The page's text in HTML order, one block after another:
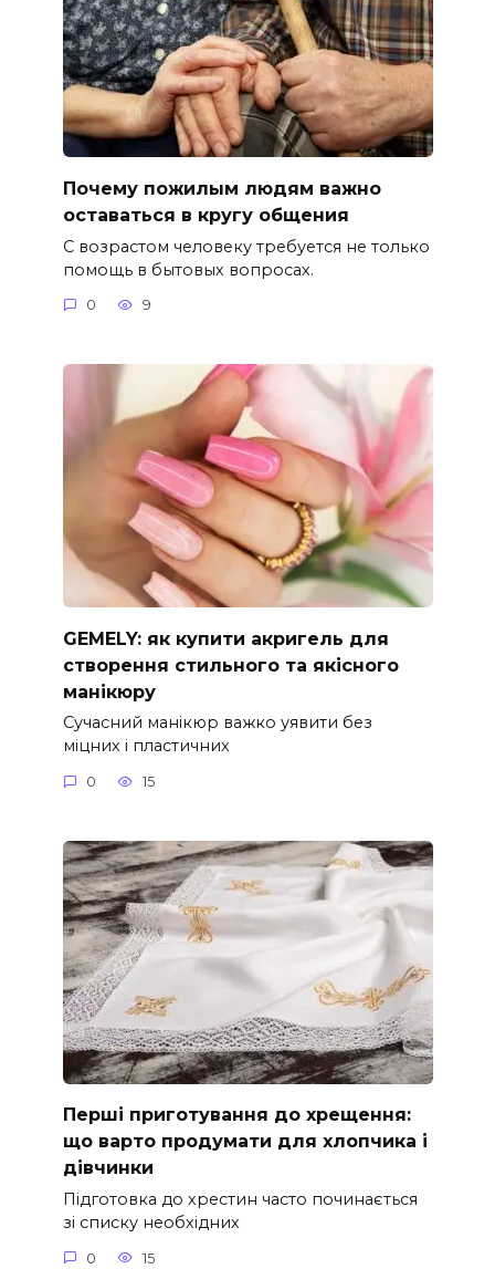
Почему пожилым людям важно
оставаться в кругу общения
С возрастом человеку требуется не только
помощь в бытовых вопросах.
0 9
GEMELY: як купити акригель для
створення стильного та якісного
манікюру
Сучасний манікюр важко уявити без
міцних і пластичних
0 15
Перші приготування до хрещення:
що варто продумати для хлопчика і
дівчинки
Підготовка до хрестин часто починається
зі списку необхідних
0 15